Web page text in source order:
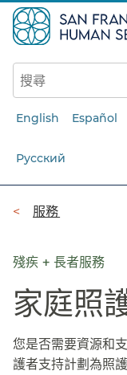
English Español
Русский
導
列​​
服務​​
殘疾 + 長者服務
家庭照
您是否需要資源和
護者支持計劃為照